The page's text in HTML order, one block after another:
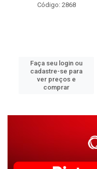
Código: 2868
Faça seu login ou
cadastre-se para
ver preços e
comprar